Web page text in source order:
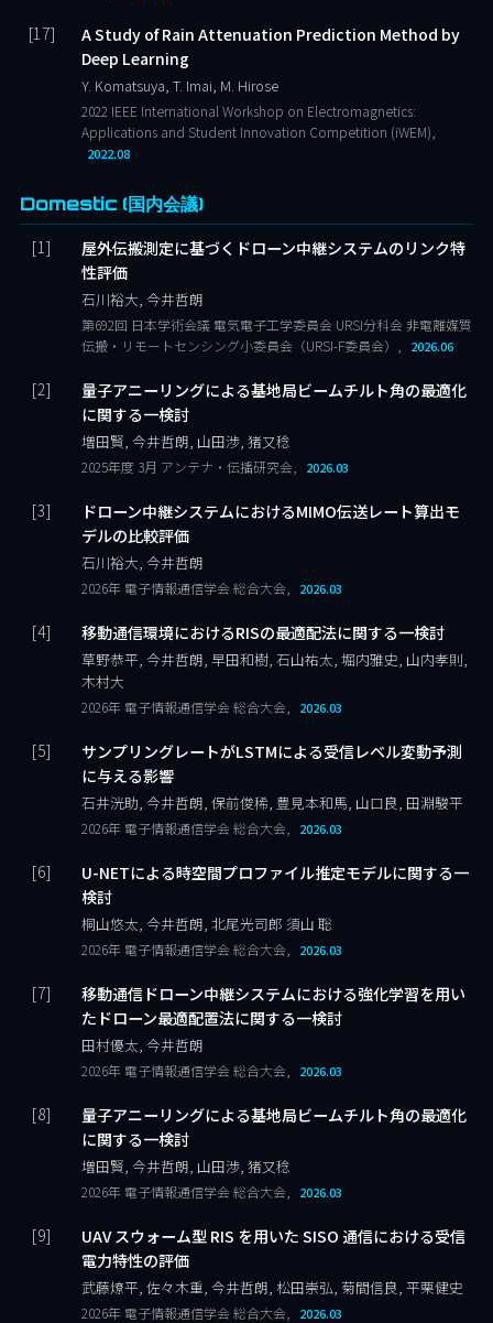
A Study of Rain Attenuation Prediction Method by
Deep Learning
Y. Komatsuya, T. Imai, M. Hirose
2022 IEEE International Workshop on Electromagnetics:
Applications and Student Innovation Competition (iWEM),
2022.08
Domestic (国内会議)
屋外伝搬測定に基づくドローン中継システムのリンク特
性評価
石川裕大, 今井哲朗
第692回 日本学術会議 電気電子工学委員会 URSI分科会 非電離媒質
伝搬・リモートセンシング小委員会（URSI-F委員会）,
2026.06
量子アニーリングによる基地局ビームチルト角の最適化
に関する一検討
増田賢, 今井哲朗, 山田渉, 猪又稔
2025年度 3月 アンテナ・伝播研究会, 2026.03
ドローン中継システムにおけるMIMO伝送レート算出モ
デルの比較評価
石川裕大, 今井哲朗
2026年 電子情報通信学会 総合大会, 2026.03
移動通信環境におけるRISの最適配法に関する一検討
草野恭平, 今井哲朗, 早田和樹, 石山祐太, 堀内雅史, 山内孝則,
木村大
2026年 電子情報通信学会 総合大会, 2026.03
サンプリングレートがLSTMによる受信レベル変動予測
に与える影響
石井洸助, 今井哲朗, 保前俊稀, 豊見本和馬, 山口良, 田淵駿平
2026年 電子情報通信学会 総合大会, 2026.03
U-NETによる時空間プロファイル推定モデルに関する一
検討
桐山悠太, 今井哲朗, 北尾光司郎 須山 聡
2026年 電子情報通信学会 総合大会, 2026.03
移動通信ドローン中継システムにおける強化学習を用い
たドローン最適配置法に関する一検討
田村優太, 今井哲朗
2026年 電子情報通信学会 総合大会, 2026.03
量子アニーリングによる基地局ビームチルト角の最適化
に関する一検討
増田賢, 今井哲朗, 山田渉, 猪又稔
2026年 電子情報通信学会 総合大会, 2026.03
UAV スウォーム型 RIS を用いた SISO 通信における受信
電力特性の評価
武藤燎平, 佐々木重, 今井哲朗, 松田崇弘, 菊間信良, 平栗健史
2026年 電子情報通信学会 総合大会, 2026.03